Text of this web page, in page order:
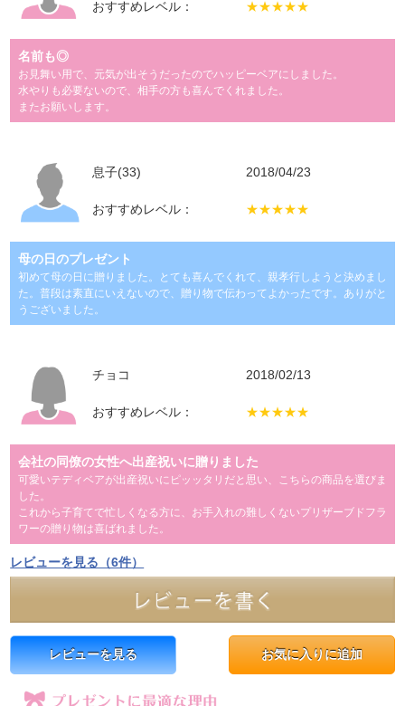
おすすめレベル： ★★★★★
名前も◎
お見舞い用で、元気が出そうだったのでハッピーベアにしました。
水やりも必要ないので、相手の方も喜んでくれました。
またお願いします。
息子(33) 2018/04/23
おすすめレベル： ★★★★★
母の日のプレゼント
初めて母の日に贈りました。とても喜んでくれて、親孝行しようと決めまし
た。普段は素直にいえないので、贈り物で伝わってよかったです。ありがと
うございました。
チョコ 2018/02/13
おすすめレベル： ★★★★★
会社の同僚の女性へ出産祝いに贈りました
可愛いテディベアが出産祝いにピッッタリだと思い、こちらの商品を選びま
した。
これから子育てで忙しくなる方に、お手入れの難しくないプリザーブドフラ
ワーの贈り物は喜ばれました。
レビューを見る（6件）
レビューを見る お気に入りに追加